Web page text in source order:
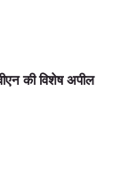
की विशेष अपील